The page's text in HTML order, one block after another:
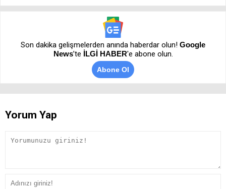
Son dakika gelişmelerden anında haberdar olun! Google
News’te İLGİ HABER'e abone olun.
Abone Ol
Yorum Yap